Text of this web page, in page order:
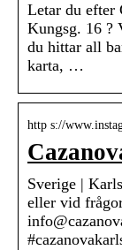
Letar du efter
Kungsg. 16 ?
du hittar all
karta, …
http s://
Sverige |
eller vid